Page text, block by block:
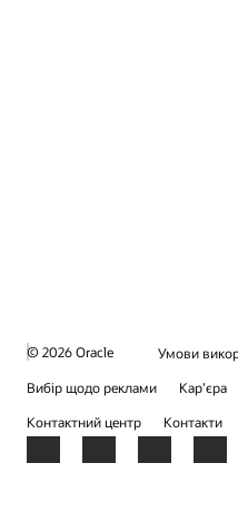
© 2026 Oracle
Умови
Вибір щодо реклами
Кар’єра
Контактний центр
Контакти
Facebook
X LinkedIn